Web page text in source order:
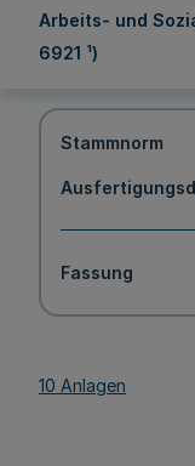
Arbeits- und
6921 ¹)
Stammnorm
Fassung
10 Anlagen